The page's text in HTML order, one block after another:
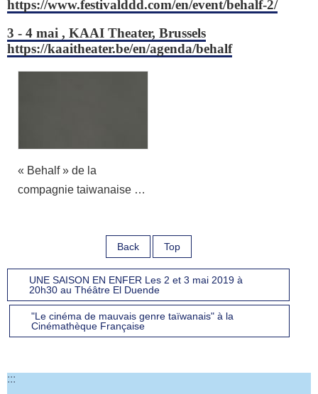
https://www.festivalddd.com/en/event/behalf-2/
3 - 4 mai , KAAI Theater, Brussels
https://kaaitheater.be/en/agenda/behalf
« Behalf » de la
compagnie taiwanaise «
Back Top
UNE SAISON EN ENFER Les 2 et 3 mai 2019 à
20h30 au Théâtre El Duende
"Le cinéma de mauvais genre taïwanais" à la
Cinémathèque Française
:::